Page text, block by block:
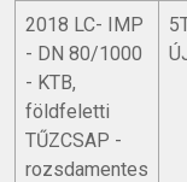
Karimás
szerint
Felfelé
Könnyű súly
Egyszerű
360°-ban
2018 LC- IMP
- DN 80/1000
- KTB,
földfeletti
TŰZCSAP -
rozsdamentes